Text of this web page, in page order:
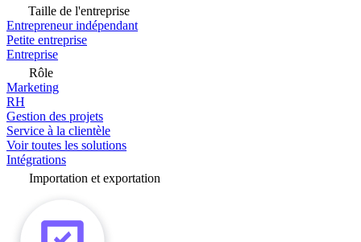
Taille de l'entreprise
Entrepreneur indépendant
Petite entreprise
Entreprise
Rôle
Marketing
RH
Gestion des projets
Service à la clientèle
Voir toutes les solutions
Intégrations
Importation et exportation